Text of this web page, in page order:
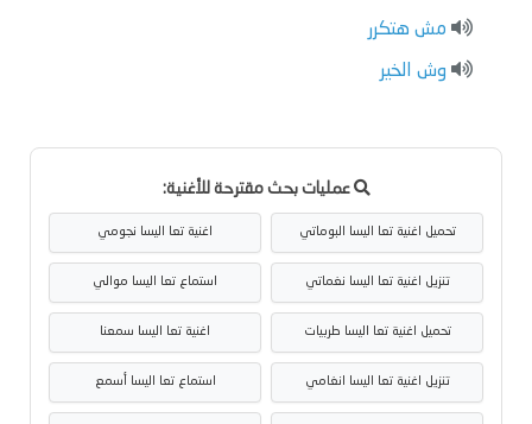
مش هتكرر
وش الخير
عمليات بحث مقترحة للأغنية:
تحميل اغنية تعا اليسا البوماتي اغنية تعا اليسا نجومي
تنزيل اغنية تعا اليسا نغماتي استماع تعا اليسا موالي
تحميل اغنية تعا اليسا طربيات اغنية تعا اليسا سمعنا
تنزيل اغنية تعا اليسا انغامي استماع تعا اليسا أسمع